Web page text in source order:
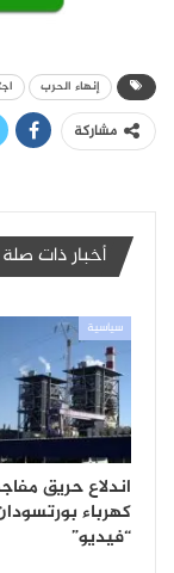
إنهاء الحرب
مشاركة
أخبار ذات صلة
سياسية
اندلاع حريق
كهرباء
“فيديو”